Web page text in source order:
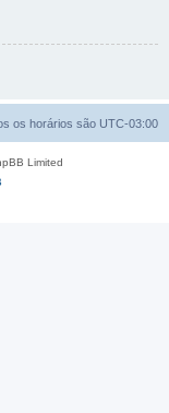
os horários são UTC-03:00
Limited